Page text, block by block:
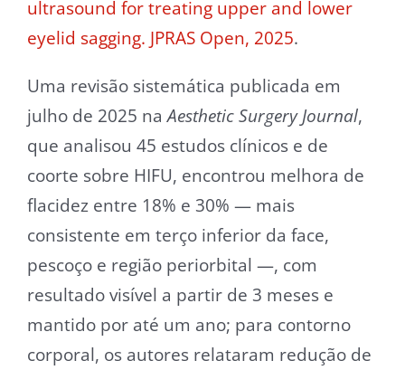
ultrasound for treating upper and lower
eyelid sagging. JPRAS Open, 2025.
Uma revisão sistemática publicada em
julho de 2025 naAesthetic Surgery Journal,
que analisou 45 estudos clínicos e de
coorte sobre HIFU, encontrou melhora de
flacidez entre 18% e 30% — mais
consistente em terço inferior da face,
pescoço e região periorbital —, com
resultado visível a partir de 3 meses e
mantido por até um ano; para contorno
corporal, os autores relataram redução de